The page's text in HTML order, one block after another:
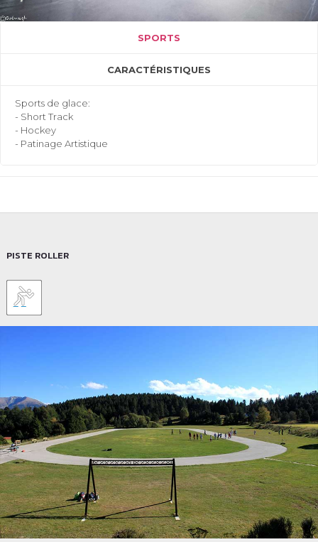
SPORTS
CARACTÉRISTIQUES
Sports de glace:
- Short Track
- Hockey
- Patinage Artistique
PISTE ROLLER